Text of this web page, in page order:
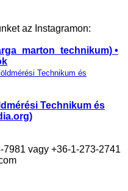
az Instagramon:
•
Technikum és
Technikum és
7981 vagy +36-1-273-2741